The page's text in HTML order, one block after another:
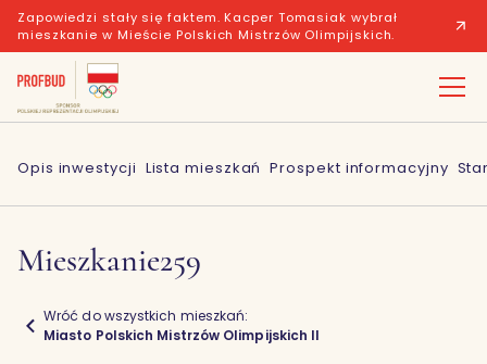
Zapowiedzi stały się faktem. Kacper Tomasiak wybrał
mieszkanie w Mieście Polskich Mistrzów Olimpijskich.
Opis inwestycji Lista mieszkań Prospekt informacyjny
Mieszkanie259
Wróć do wszystkich mieszkań:
Miasto Polskich Mistrzów Olimpijskich II